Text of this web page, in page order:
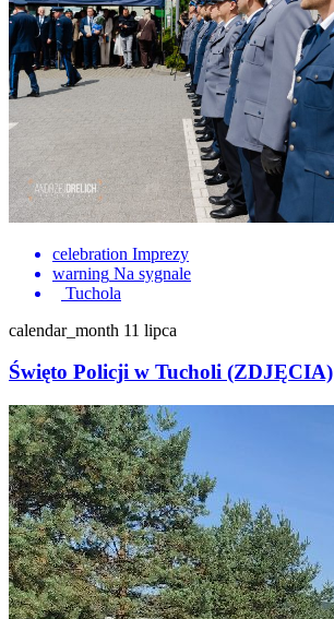
celebration Imprezy
warning Na sygnale
Tuchola
calendar_month 11 lipca
Święto Policji w Tucholi (ZDJĘCIA)